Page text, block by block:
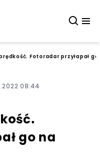
Fotoradar przyłapał
08:44
go na